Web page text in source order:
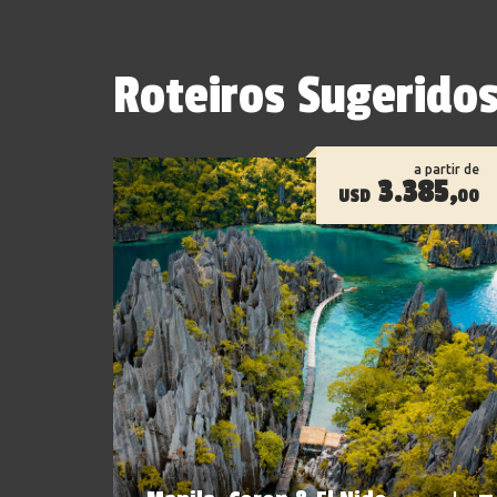
Roteiros
a partir de
USD 3.385,00